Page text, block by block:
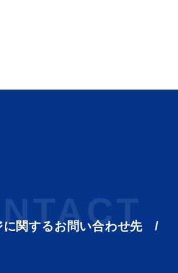
に関するお問い合わせ先